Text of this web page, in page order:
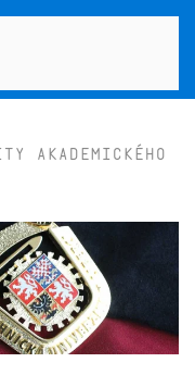
Akademického